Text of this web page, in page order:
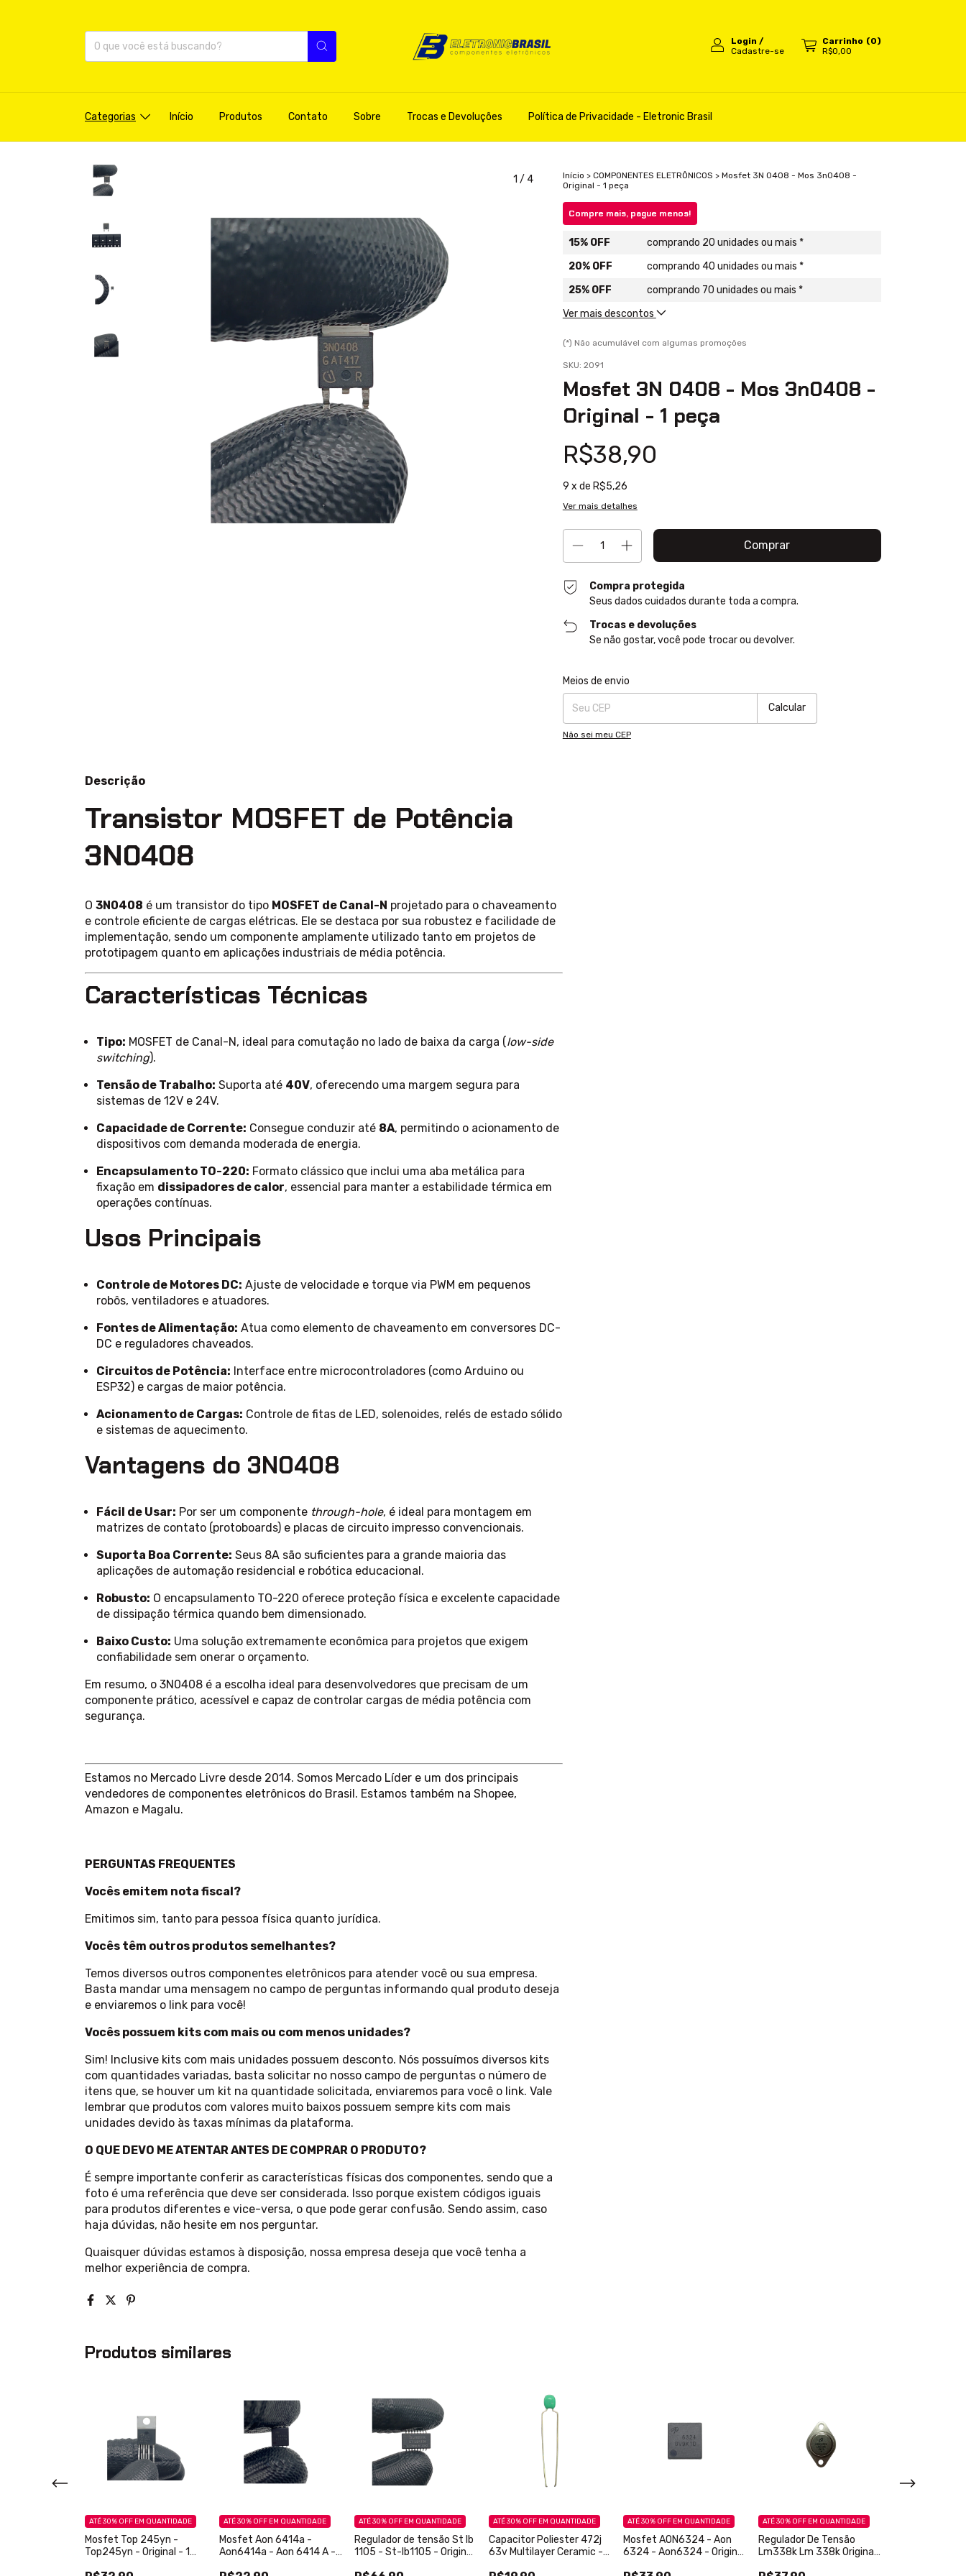
Login/
Cadastre-se
Carrinho (0)
R$0,00
Categorias Início Produtos Contato Sobre Trocas e Devoluções Política de Privacidade - Eletronic Brasil
1 / 4 Início > COMPONENTES ELETRÔNICOS > Mosfet 3N 0408 - Mos 3n0408 -
Original - 1 peça
Compre mais, pague menos!
15% OFF
comprando 20 unidades ou mais *
20% OFF
comprando 40 unidades ou mais *
25% OFF
comprando 70 unidades ou mais *
Ver mais descontos
(*) Não acumulável com algumas promoções
SKU: 2091
Mosfet 3N 0408 - Mos 3n0408 -
Original - 1 peça
R$38,90
9 x de R$5,26
Ver mais detalhes
Compra protegida
Seus dados cuidados durante toda a compra.
Trocas e devoluções
Se não gostar, você pode trocar ou devolver.
Entregas para o CEP:
Meios de envio
Calcular
Não sei meu CEP
Descrição
Transistor MOSFET de Potência
3N0408
O 3N0408 é um transistor do tipo MOSFET de Canal-N projetado para o chaveamento
e controle eficiente de cargas elétricas. Ele se destaca por sua robustez e facilidade de
implementação, sendo um componente amplamente utilizado tanto em projetos de
prototipagem quanto em aplicações industriais de média potência.
Características Técnicas
Tipo: MOSFET de Canal-N, ideal para comutação no lado de baixa da carga (low-side
switching).
Tensão de Trabalho: Suporta até 40V, oferecendo uma margem segura para
sistemas de 12V e 24V.
Capacidade de Corrente: Consegue conduzir até 8A, permitindo o acionamento de
dispositivos com demanda moderada de energia.
Encapsulamento TO-220: Formato clássico que inclui uma aba metálica para
fixação em dissipadores de calor, essencial para manter a estabilidade térmica em
operações contínuas.
Usos Principais
Controle de Motores DC: Ajuste de velocidade e torque via PWM em pequenos
robôs, ventiladores e atuadores.
Fontes de Alimentação: Atua como elemento de chaveamento em conversores DC-
DC e reguladores chaveados.
Circuitos de Potência: Interface entre microcontroladores (como Arduino ou
ESP32) e cargas de maior potência.
Acionamento de Cargas: Controle de fitas de LED, solenoides, relés de estado sólido
e sistemas de aquecimento.
Vantagens do 3N0408
Fácil de Usar: Por ser um componente through-hole, é ideal para montagem em
matrizes de contato (protoboards) e placas de circuito impresso convencionais.
Suporta Boa Corrente: Seus 8A são suficientes para a grande maioria das
aplicações de automação residencial e robótica educacional.
Robusto: O encapsulamento TO-220 oferece proteção física e excelente capacidade
de dissipação térmica quando bem dimensionado.
Baixo Custo: Uma solução extremamente econômica para projetos que exigem
confiabilidade sem onerar o orçamento.
Em resumo, o 3N0408 é a escolha ideal para desenvolvedores que precisam de um
componente prático, acessível e capaz de controlar cargas de média potência com
segurança.
Estamos no Mercado Livre desde 2014. Somos Mercado Líder e um dos principais
vendedores de componentes eletrônicos do Brasil. Estamos também na Shopee,
Amazon e Magalu.
PERGUNTAS FREQUENTES
Vocês emitem nota fiscal?
Emitimos sim, tanto para pessoa física quanto jurídica.
Vocês têm outros produtos semelhantes?
Temos diversos outros componentes eletrônicos para atender você ou sua empresa.
Basta mandar uma mensagem no campo de perguntas informando qual produto deseja
e enviaremos o link para você!
Vocês possuem kits com mais ou com menos unidades?
Sim! Inclusive kits com mais unidades possuem desconto. Nós possuímos diversos kits
com quantidades variadas, basta solicitar no nosso campo de perguntas o número de
itens que, se houver um kit na quantidade solicitada, enviaremos para você o link. Vale
lembrar que produtos com valores muito baixos possuem sempre kits com mais
unidades devido às taxas mínimas da plataforma.
O QUE DEVO ME ATENTAR ANTES DE COMPRAR O PRODUTO?
É sempre importante conferir as características físicas dos componentes, sendo que a
foto é uma referência que deve ser considerada. Isso porque existem códigos iguais
para produtos diferentes e vice-versa, o que pode gerar confusão. Sendo assim, caso
haja dúvidas, não hesite em nos perguntar.
Quaisquer dúvidas estamos à disposição, nossa empresa deseja que você tenha a
melhor experiência de compra.
Produtos similares
Mosfet Top 245yn -
Top245yn - Original - 1
ATÉ 30% OFF EM QUANTIDADE
Mosfet Aon 6414a -
Aon6414a - Aon 6414 A -
ATÉ 30% OFF EM QUANTIDADE
Regulador de tensão St lb
1105 - St-lb1105 - Original
ATÉ 30% OFF EM QUANTIDADE
Capacitor Poliester 472j
63v Multilayer Ceramic -
ATÉ 30% OFF EM QUANTIDADE
Mosfet AON6324 - Aon
6324 - Aon6324 - Original
ATÉ 30% OFF EM QUANTIDADE
Regulador De Tensão
Lm338k Lm 338k Original
ATÉ 30% OFF EM QUANTIDADE